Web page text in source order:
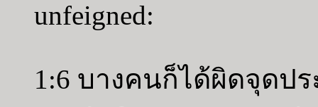
unfeigned:
1:6 บางคนก็ได้ผิดจุดปร